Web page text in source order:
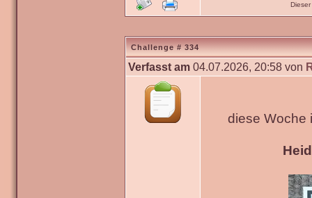
Challenge # 334
Verfasst am 04.07.2026, 20:58 von
diese Woche